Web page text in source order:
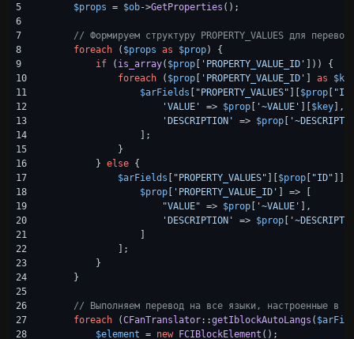
5
6
7
8
9
10
11
12
13
14
15
16
17
18
19
20
21
22
23
24
25
26
27
28
$props = $ob->GetProperties ();
// Формируем структуру PROPERTY_VALUES для
foreach ( $props as $prop) {
if ( is_array( $prop[ 'PROPERTY_VALUE_ID'
])) {
foreach ( $prop[ 'PROPERTY_VALUE_ID' as
$arFields
"PROPERTY_VALUES" $prop[
'VALUE'
=> $prop[ '~VALUE' $key],
'DESCRIPTION'
=> $prop[
                ];
            }
        }
else {
$arFields
"PROPERTY_VALUES" $prop[ "ID"
$prop[ 'PROPERTY_VALUE_ID'
] => [
"VALUE" => $prop[ '~VALUE'
],
'DESCRIPTION'
=> $prop[
            ];
        }
    }
// Выполняем перевод на все языки, настроенные в
foreach (CFanTranslator::getIblockAutoLangs (
$element = new FCIBlockElement ();